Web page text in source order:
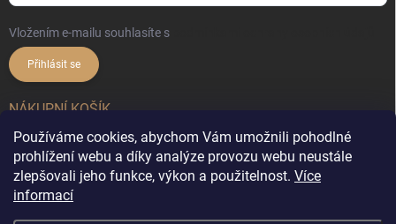
Používáme cookies, abychom Vám umožnili pohodlné
prohlížení webu a díky analýze provozu webu neustále
zlepšovali jeho funkce, výkon a použitelnost. Více
informací
Vložením e-mailu souhlasíte s
Přihlásit se
NÁKUPNÍ KOŠÍK
0ks /0 Kč